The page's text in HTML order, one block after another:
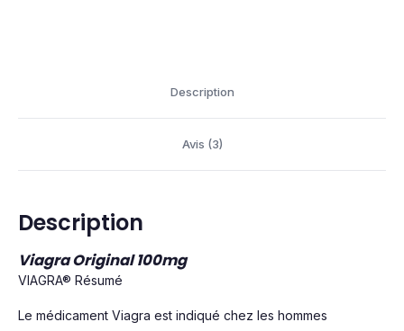
Description
Avis (3)
Description
Viagra Original 100mg
VIAGRA® Résumé
Le médicament Viagra est indiqué chez les hommes